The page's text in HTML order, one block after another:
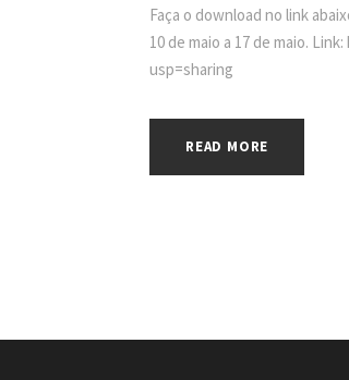
Faça o download no link
10 de maio a 17 de maio.
usp=sharing
READ MORE